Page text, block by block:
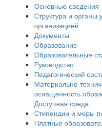
Основные сведения
Структура и органы
организацией
Документы
Образование
Образовательные
Руководство
Педагогический
Материально-
оснащенность
Доступная среда
Стипендии и меры
Платные